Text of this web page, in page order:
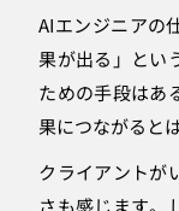
AIエンジニアの
果が出る」とい
ための手段はあ
果につながると
クライアントが
さも感じます。